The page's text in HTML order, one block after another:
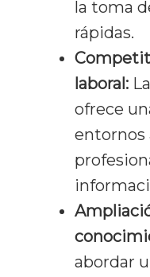
la toma
rápidas.
laboral:
ofrece
entornos
abordar